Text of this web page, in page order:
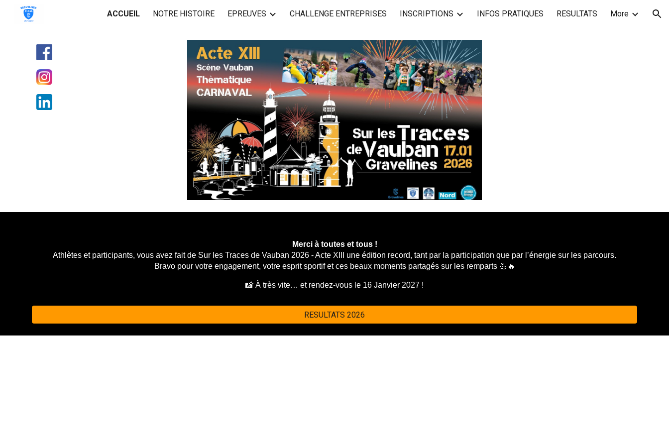
Skip to main content Skip to navigation
ACCUEIL NOTRE HISTOIRE EPREUVES CHALLENGE ENTREPRISES INSCRIPTIONS INFOS PRATIQUES RESULTATS More
Merci à toutes et tous !
Athlètes et participants, vous avez fait de Sur les Traces de Vauban 2026 - Acte XIII une édition record, tant par la participation que par l’énergie sur les parcours.
Bravo pour votre engagement, votre esprit sportif et ces beaux moments partagés sur les remparts 💪🔥
📸 À très vite… et rendez-vous le 16 Janvier 2027 !
RESULTATS 2026